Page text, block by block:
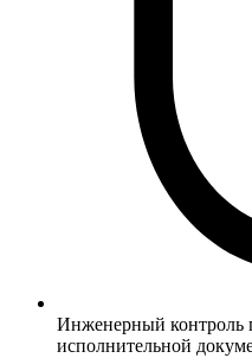
Инженерный контроль
исполнительной